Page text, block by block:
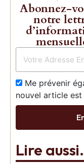
Abonnez-
notre
Me prévenir
nouvel article
Lire